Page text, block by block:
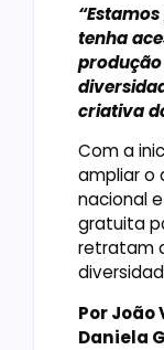
tenha
criativa
Com a
ampliar o
nacional
gratuita
retratam
Por João
Daniela